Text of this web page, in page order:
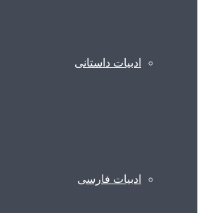
ادبیات داستانی
ادبیات فارسی